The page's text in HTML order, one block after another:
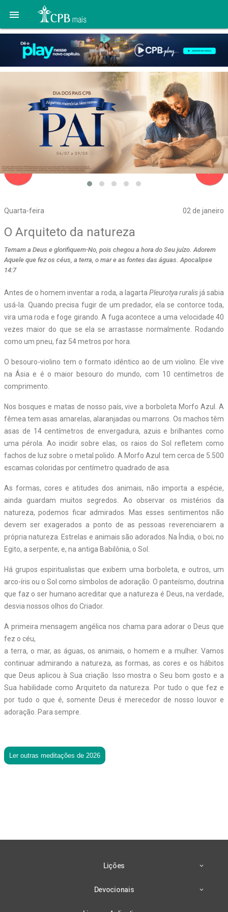

Quarta-feira 02 de janeiro
navigate_before
O Arquiteto da natureza
Temam a Deus e glorifiquem-No, pois chegou a hora do Seu juízo. Adorem
Aquele que fez os céus, a terra, o mar e as fontes das águas. Apocalipse
14:7
Antes de o homem inventar a roda, a lagarta Pleurotya ruralisjá sabia
usá-la. Quando precisa fugir de um predador, ela se contorce toda,
vira uma roda e foge girando. A fuga acontece a uma velocidade 40
vezes maior do que se ela se arrastasse normalmente. Rodando
como um pneu, faz 54 metros por hora.
O besouro-violino tem o formato idêntico ao de um violino. Ele vive
na Ásia e é o maior besouro do mundo, com 10 centímetros de
comprimento.
Nos bosques e matas de nosso país, vive a borboleta Morfo Azul. A
fêmea tem asas amarelas, alaranjadas ou marrons. Os machos têm
asas de 14 centímetros de envergadura, azuis e brilhantes como
uma pérola. Ao incidir sobre elas, os raios do Sol refletem como
fachos de luz sobre o metal polido. A Morfo Azul tem cerca de 5.500
escamas coloridas por centímetro quadrado de asa.
As formas, cores e atitudes dos animais, não importa a espécie,
ainda guardam muitos segredos. Ao observar os mistérios da
natureza, podemos ficar admirados. Mas esses sentimentos não
devem ser exagerados a ponto de as pessoas reverenciarem a
própria natureza. Estrelas e animais são adorados. Na Índia, o boi; no
Egito, a serpente; e, na antiga Babilônia, o Sol.
Há grupos espiritualistas que exibem uma borboleta, e outros, um
arco-íris ou o Sol como símbolos de adoração. O panteísmo, doutrina
que faz o ser humano acreditar que a natureza é Deus, na verdade,
desvia nossos olhos do Criador.
A primeira mensagem angélica nos chama para adorar o Deus que
fez o céu,
a terra, o mar, as águas, os animais, o homem e a mulher. Vamos
continuar admirando a natureza, as formas, as cores e os hábitos
que Deus aplicou à Sua criação. Isso mostra o Seu bom gosto e a
Sua habilidade como Arquiteto da natureza. Por tudo o que fez e
por tudo o que é, somente Deus é merecedor de nosso louvor e
adoração. Para sempre.
Ler outras meditações de 2026
navigate_next
Lições
Devocionais